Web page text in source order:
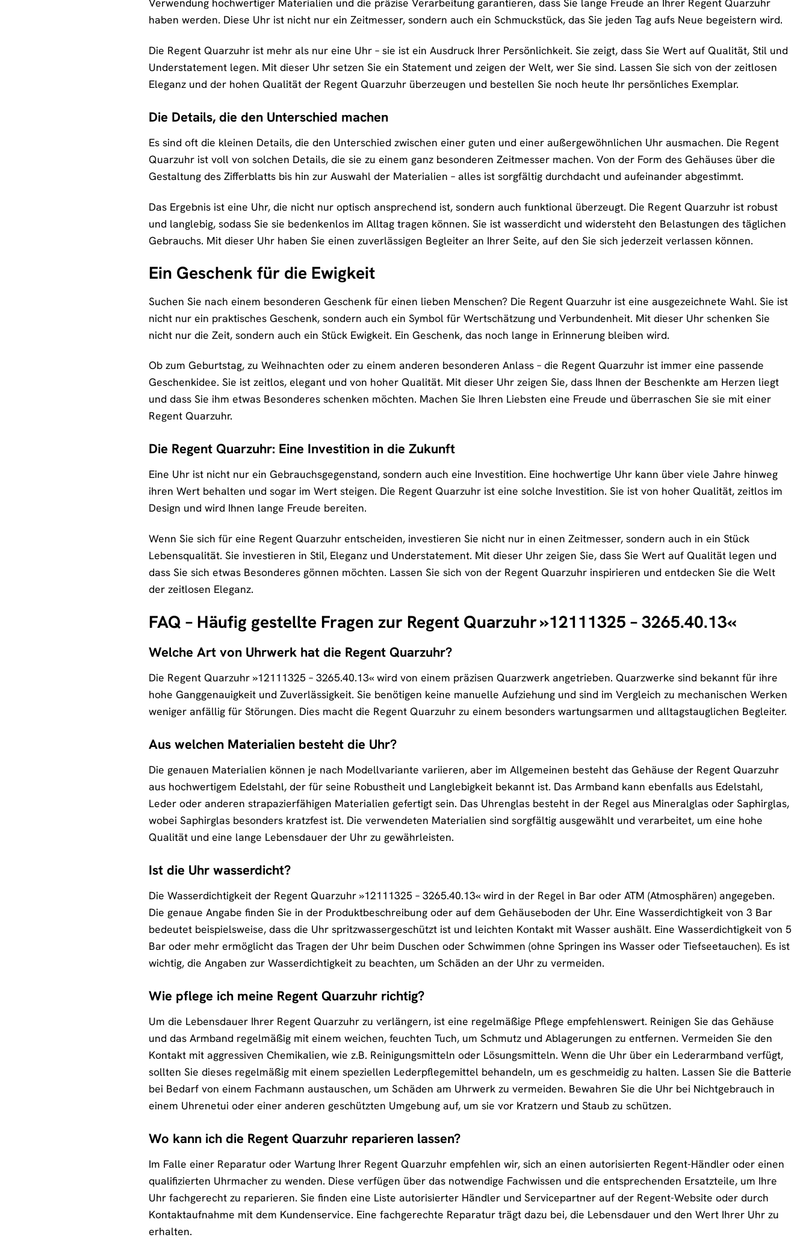
haben werden. Diese Uhr ist nicht nur ein Zeitmesser, sondern auch ein Schmuckstück, das Sie jeden Tag aufs Neue begeistern wird.
Die Regent Quarzuhr ist mehr als nur eine Uhr – sie ist ein Ausdruck Ihrer Persönlichkeit. Sie zeigt, dass Sie Wert auf Qualität, Stil und
Understatement legen. Mit dieser Uhr setzen Sie ein Statement und zeigen der Welt, wer Sie sind. Lassen Sie sich von der zeitlosen
Eleganz und der hohen Qualität der Regent Quarzuhr überzeugen und bestellen Sie noch heute Ihr persönliches Exemplar.
Die Details, die den Unterschied machen
Es sind oft die kleinen Details, die den Unterschied zwischen einer guten und einer außergewöhnlichen Uhr ausmachen. Die Regent
Quarzuhr ist voll von solchen Details, die sie zu einem ganz besonderen Zeitmesser machen. Von der Form des Gehäuses über die
Gestaltung des Zifferblatts bis hin zur Auswahl der Materialien – alles ist sorgfältig durchdacht und aufeinander abgestimmt.
Das Ergebnis ist eine Uhr, die nicht nur optisch ansprechend ist, sondern auch funktional überzeugt. Die Regent Quarzuhr ist robust
und langlebig, sodass Sie sie bedenkenlos im Alltag tragen können. Sie ist wasserdicht und widersteht den Belastungen des täglichen
Gebrauchs. Mit dieser Uhr haben Sie einen zuverlässigen Begleiter an Ihrer Seite, auf den Sie sich jederzeit verlassen können.
Ein Geschenk für die Ewigkeit
Suchen Sie nach einem besonderen Geschenk für einen lieben Menschen? Die Regent Quarzuhr ist eine ausgezeichnete Wahl. Sie ist
nicht nur ein praktisches Geschenk, sondern auch ein Symbol für Wertschätzung und Verbundenheit. Mit dieser Uhr schenken Sie
nicht nur die Zeit, sondern auch ein Stück Ewigkeit. Ein Geschenk, das noch lange in Erinnerung bleiben wird.
Ob zum Geburtstag, zu Weihnachten oder zu einem anderen besonderen Anlass – die Regent Quarzuhr ist immer eine passende
Geschenkidee. Sie ist zeitlos, elegant und von hoher Qualität. Mit dieser Uhr zeigen Sie, dass Ihnen der Beschenkte am Herzen liegt
und dass Sie ihm etwas Besonderes schenken möchten. Machen Sie Ihren Liebsten eine Freude und überraschen Sie sie mit einer
Regent Quarzuhr.
Die Regent Quarzuhr: Eine Investition in die Zukunft
Eine Uhr ist nicht nur ein Gebrauchsgegenstand, sondern auch eine Investition. Eine hochwertige Uhr kann über viele Jahre hinweg
ihren Wert behalten und sogar im Wert steigen. Die Regent Quarzuhr ist eine solche Investition. Sie ist von hoher Qualität, zeitlos im
Design und wird Ihnen lange Freude bereiten.
Wenn Sie sich für eine Regent Quarzuhr entscheiden, investieren Sie nicht nur in einen Zeitmesser, sondern auch in ein Stück
Lebensqualität. Sie investieren in Stil, Eleganz und Understatement. Mit dieser Uhr zeigen Sie, dass Sie Wert auf Qualität legen und
dass Sie sich etwas Besonderes gönnen möchten. Lassen Sie sich von der Regent Quarzuhr inspirieren und entdecken Sie die Welt
der zeitlosen Eleganz.
FAQ – Häufig gestellte Fragen zur Regent Quarzuhr »12111325 – 3265.40.13«
Welche Art von Uhrwerk hat die Regent Quarzuhr?
Die Regent Quarzuhr »12111325 – 3265.40.13« wird von einem präzisen Quarzwerk angetrieben. Quarzwerke sind bekannt für ihre
hohe Ganggenauigkeit und Zuverlässigkeit. Sie benötigen keine manuelle Aufziehung und sind im Vergleich zu mechanischen Werken
weniger anfällig für Störungen. Dies macht die Regent Quarzuhr zu einem besonders wartungsarmen und alltagstauglichen Begleiter.
Aus welchen Materialien besteht die Uhr?
Die genauen Materialien können je nach Modellvariante variieren, aber im Allgemeinen besteht das Gehäuse der Regent Quarzuhr
aus hochwertigem Edelstahl, der für seine Robustheit und Langlebigkeit bekannt ist. Das Armband kann ebenfalls aus Edelstahl,
Leder oder anderen strapazierfähigen Materialien gefertigt sein. Das Uhrenglas besteht in der Regel aus Mineralglas oder Saphirglas,
wobei Saphirglas besonders kratzfest ist. Die verwendeten Materialien sind sorgfältig ausgewählt und verarbeitet, um eine hohe
Qualität und eine lange Lebensdauer der Uhr zu gewährleisten.
Ist die Uhr wasserdicht?
Die Wasserdichtigkeit der Regent Quarzuhr »12111325 – 3265.40.13« wird in der Regel in Bar oder ATM (Atmosphären) angegeben.
Die genaue Angabe finden Sie in der Produktbeschreibung oder auf dem Gehäuseboden der Uhr. Eine Wasserdichtigkeit von 3 Bar
bedeutet beispielsweise, dass die Uhr spritzwassergeschützt ist und leichten Kontakt mit Wasser aushält. Eine Wasserdichtigkeit von 5
Bar oder mehr ermöglicht das Tragen der Uhr beim Duschen oder Schwimmen (ohne Springen ins Wasser oder Tiefseetauchen). Es ist
wichtig, die Angaben zur Wasserdichtigkeit zu beachten, um Schäden an der Uhr zu vermeiden.
Wie pflege ich meine Regent Quarzuhr richtig?
Um die Lebensdauer Ihrer Regent Quarzuhr zu verlängern, ist eine regelmäßige Pflege empfehlenswert. Reinigen Sie das Gehäuse
und das Armband regelmäßig mit einem weichen, feuchten Tuch, um Schmutz und Ablagerungen zu entfernen. Vermeiden Sie den
Kontakt mit aggressiven Chemikalien, wie z.B. Reinigungsmitteln oder Lösungsmitteln. Wenn die Uhr über ein Lederarmband verfügt,
sollten Sie dieses regelmäßig mit einem speziellen Lederpflegemittel behandeln, um es geschmeidig zu halten. Lassen Sie die Batterie
bei Bedarf von einem Fachmann austauschen, um Schäden am Uhrwerk zu vermeiden. Bewahren Sie die Uhr bei Nichtgebrauch in
einem Uhrenetui oder einer anderen geschützten Umgebung auf, um sie vor Kratzern und Staub zu schützen.
Wo kann ich die Regent Quarzuhr reparieren lassen?
Im Falle einer Reparatur oder Wartung Ihrer Regent Quarzuhr empfehlen wir, sich an einen autorisierten Regent-Händler oder einen
qualifizierten Uhrmacher zu wenden. Diese verfügen über das notwendige Fachwissen und die entsprechenden Ersatzteile, um Ihre
Uhr fachgerecht zu reparieren. Sie finden eine Liste autorisierter Händler und Servicepartner auf der Regent-Website oder durch
Kontaktaufnahme mit dem Kundenservice. Eine fachgerechte Reparatur trägt dazu bei, die Lebensdauer und den Wert Ihrer Uhr zu
erhalten.